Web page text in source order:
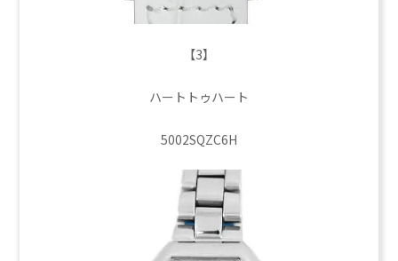
【3】
ハートトゥハート
5002SQZC6H